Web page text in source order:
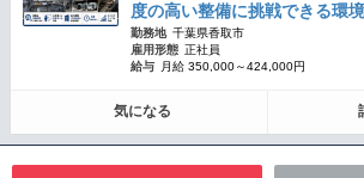
度の高い整備に挑戦できる環境
勤務地 千葉県香取市
雇用形態 正社員
給与
月給 350,000～424,000円
気になる